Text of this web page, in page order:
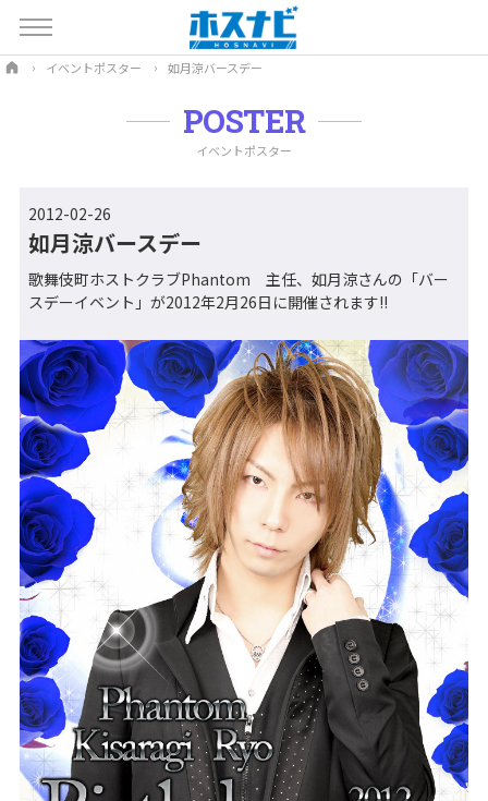
イベントポスター 如月涼バースデー
POSTER
イベントポスター
2012-02-26
如月涼バースデー
歌舞伎町ホストクラブPhantom 主任、如月涼さんの「バー
スデーイベント」が2012年2月26日に開催されます!!